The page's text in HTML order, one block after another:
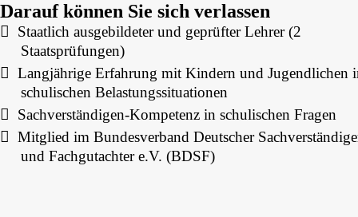
Darauf können Sie sich verlassen
Staatlich ausgebildeter und geprüfter Lehrer (2
Staatsprüfungen)
Langjährige Erfahrung mit Kindern und Jugendlichen
schulischen Belastungssituationen
Sachverständigen-Kompetenz in schulischen Fragen
Mitglied im Bundesverband Deutscher
und Fachgutachter e.V. (BDSF)